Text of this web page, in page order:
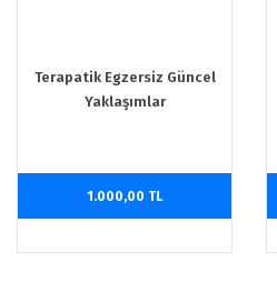
Terapatik Egzersiz Güncel
Yaklaşımlar
1.000,00 TL